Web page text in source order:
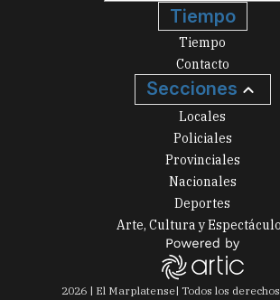
Tiempo
Tiempo
Contacto
Secciones
Locales
Policiales
Provinciales
Nacionales
Deportes
Arte, Cultura y
2026| El Marplatense| Todos los